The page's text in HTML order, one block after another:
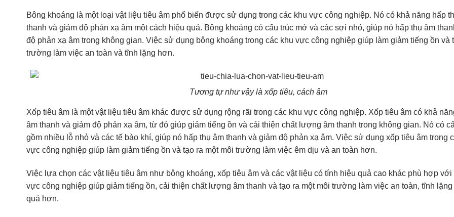
Bông khoáng là một loại vật liệu tiêu âm phổ biến được sử dụng trong các khu vực công nghiệp. Nó có khả năng hấp
thanh và giảm độ phản xạ âm một cách hiệu quả. Bông khoáng có cấu trúc mở và các sợi nhỏ, giúp nó hấp thụ âm
độ phản xạ âm trong không gian. Việc sử dụng bông khoáng trong các khu vực công nghiệp giúp làm giảm tiếng ồn và
trường làm việc an toàn và tĩnh lặng hơn.
Tương tự như vậy là xốp tiêu, cách âm
Xốp tiêu âm là một vật liệu tiêu âm khác được sử dụng rộng rãi trong các khu vực công nghiệp. Xốp tiêu âm có khả
âm thanh và giảm độ phản xạ âm, từ đó giúp giảm tiếng ồn và cải thiện chất lượng âm thanh trong không gian. Nó có
gồm nhiều lỗ nhỏ và các tế bào khí, giúp nó hấp thụ âm thanh và giảm độ phản xạ âm. Việc sử dụng xốp tiêu âm trong
vực công nghiệp giúp làm giảm tiếng ồn và tạo ra một môi trường làm việc êm dịu và an toàn hơn.
Việc lựa chọn các vật liệu tiêu âm như bông khoáng, xốp tiêu âm và các vật liệu có tính hiệu quả cao khác phù hợp với
vực công nghiệp giúp giảm tiếng ồn, cải thiện chất lượng âm thanh và tạo ra một môi trường làm việc an toàn, tĩnh lặng
quả hơn.